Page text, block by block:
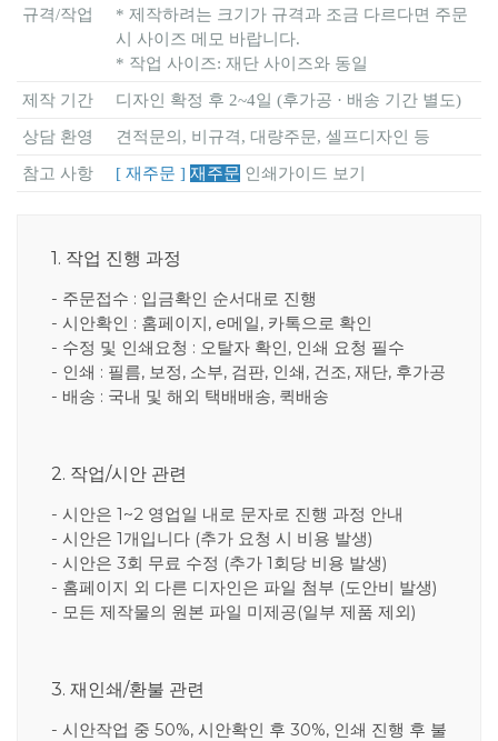
규격/작업
* 제작하려는 크기가 규격과 조금 다르다면 주문
시 사이즈 메모 바랍니다.
* 작업 사이즈: 재단 사이즈와 동일
제작 기간 디자인 확정 후 2~4일 (후가공 · 배송 기간 별도)
상담 환영 견적문의, 비규격, 대량주문, 셀프디자인 등
참고 사항 [ 재주문 ] 재주문 인쇄가이드 보기
1. 작업 진행 과정
- 주문접수 : 입금확인 순서대로 진행
- 시안확인 : 홈페이지, e메일, 카톡으로 확인
- 수정 및 인쇄요청 : 오탈자 확인, 인쇄 요청 필수
- 인쇄 : 필름, 보정, 소부, 검판, 인쇄, 건조, 재단, 후가공
- 배송 : 국내 및 해외 택배배송, 퀵배송
2. 작업/시안 관련
- 시안은 1~2 영업일 내로 문자로 진행 과정 안내
- 시안은 1개입니다 (추가 요청 시 비용 발생)
- 시안은 3회 무료 수정 (추가 1회당 비용 발생)
- 홈페이지 외 다른 디자인은 파일 첨부 (도안비 발생)
- 모든 제작물의 원본 파일 미제공(일부 제품 제외)
3. 재인쇄/환불 관련
- 시안작업 중 50%, 시안확인 후 30%, 인쇄 진행 후 불